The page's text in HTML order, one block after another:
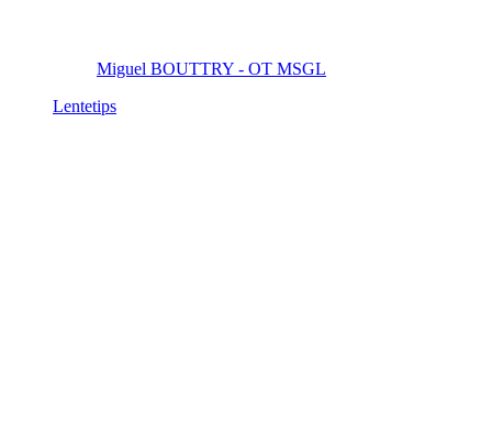
Miguel BOUTTRY - OT MSGL
Lentetips